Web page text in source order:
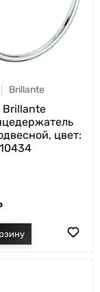
Brillante
Brillante
цвет: